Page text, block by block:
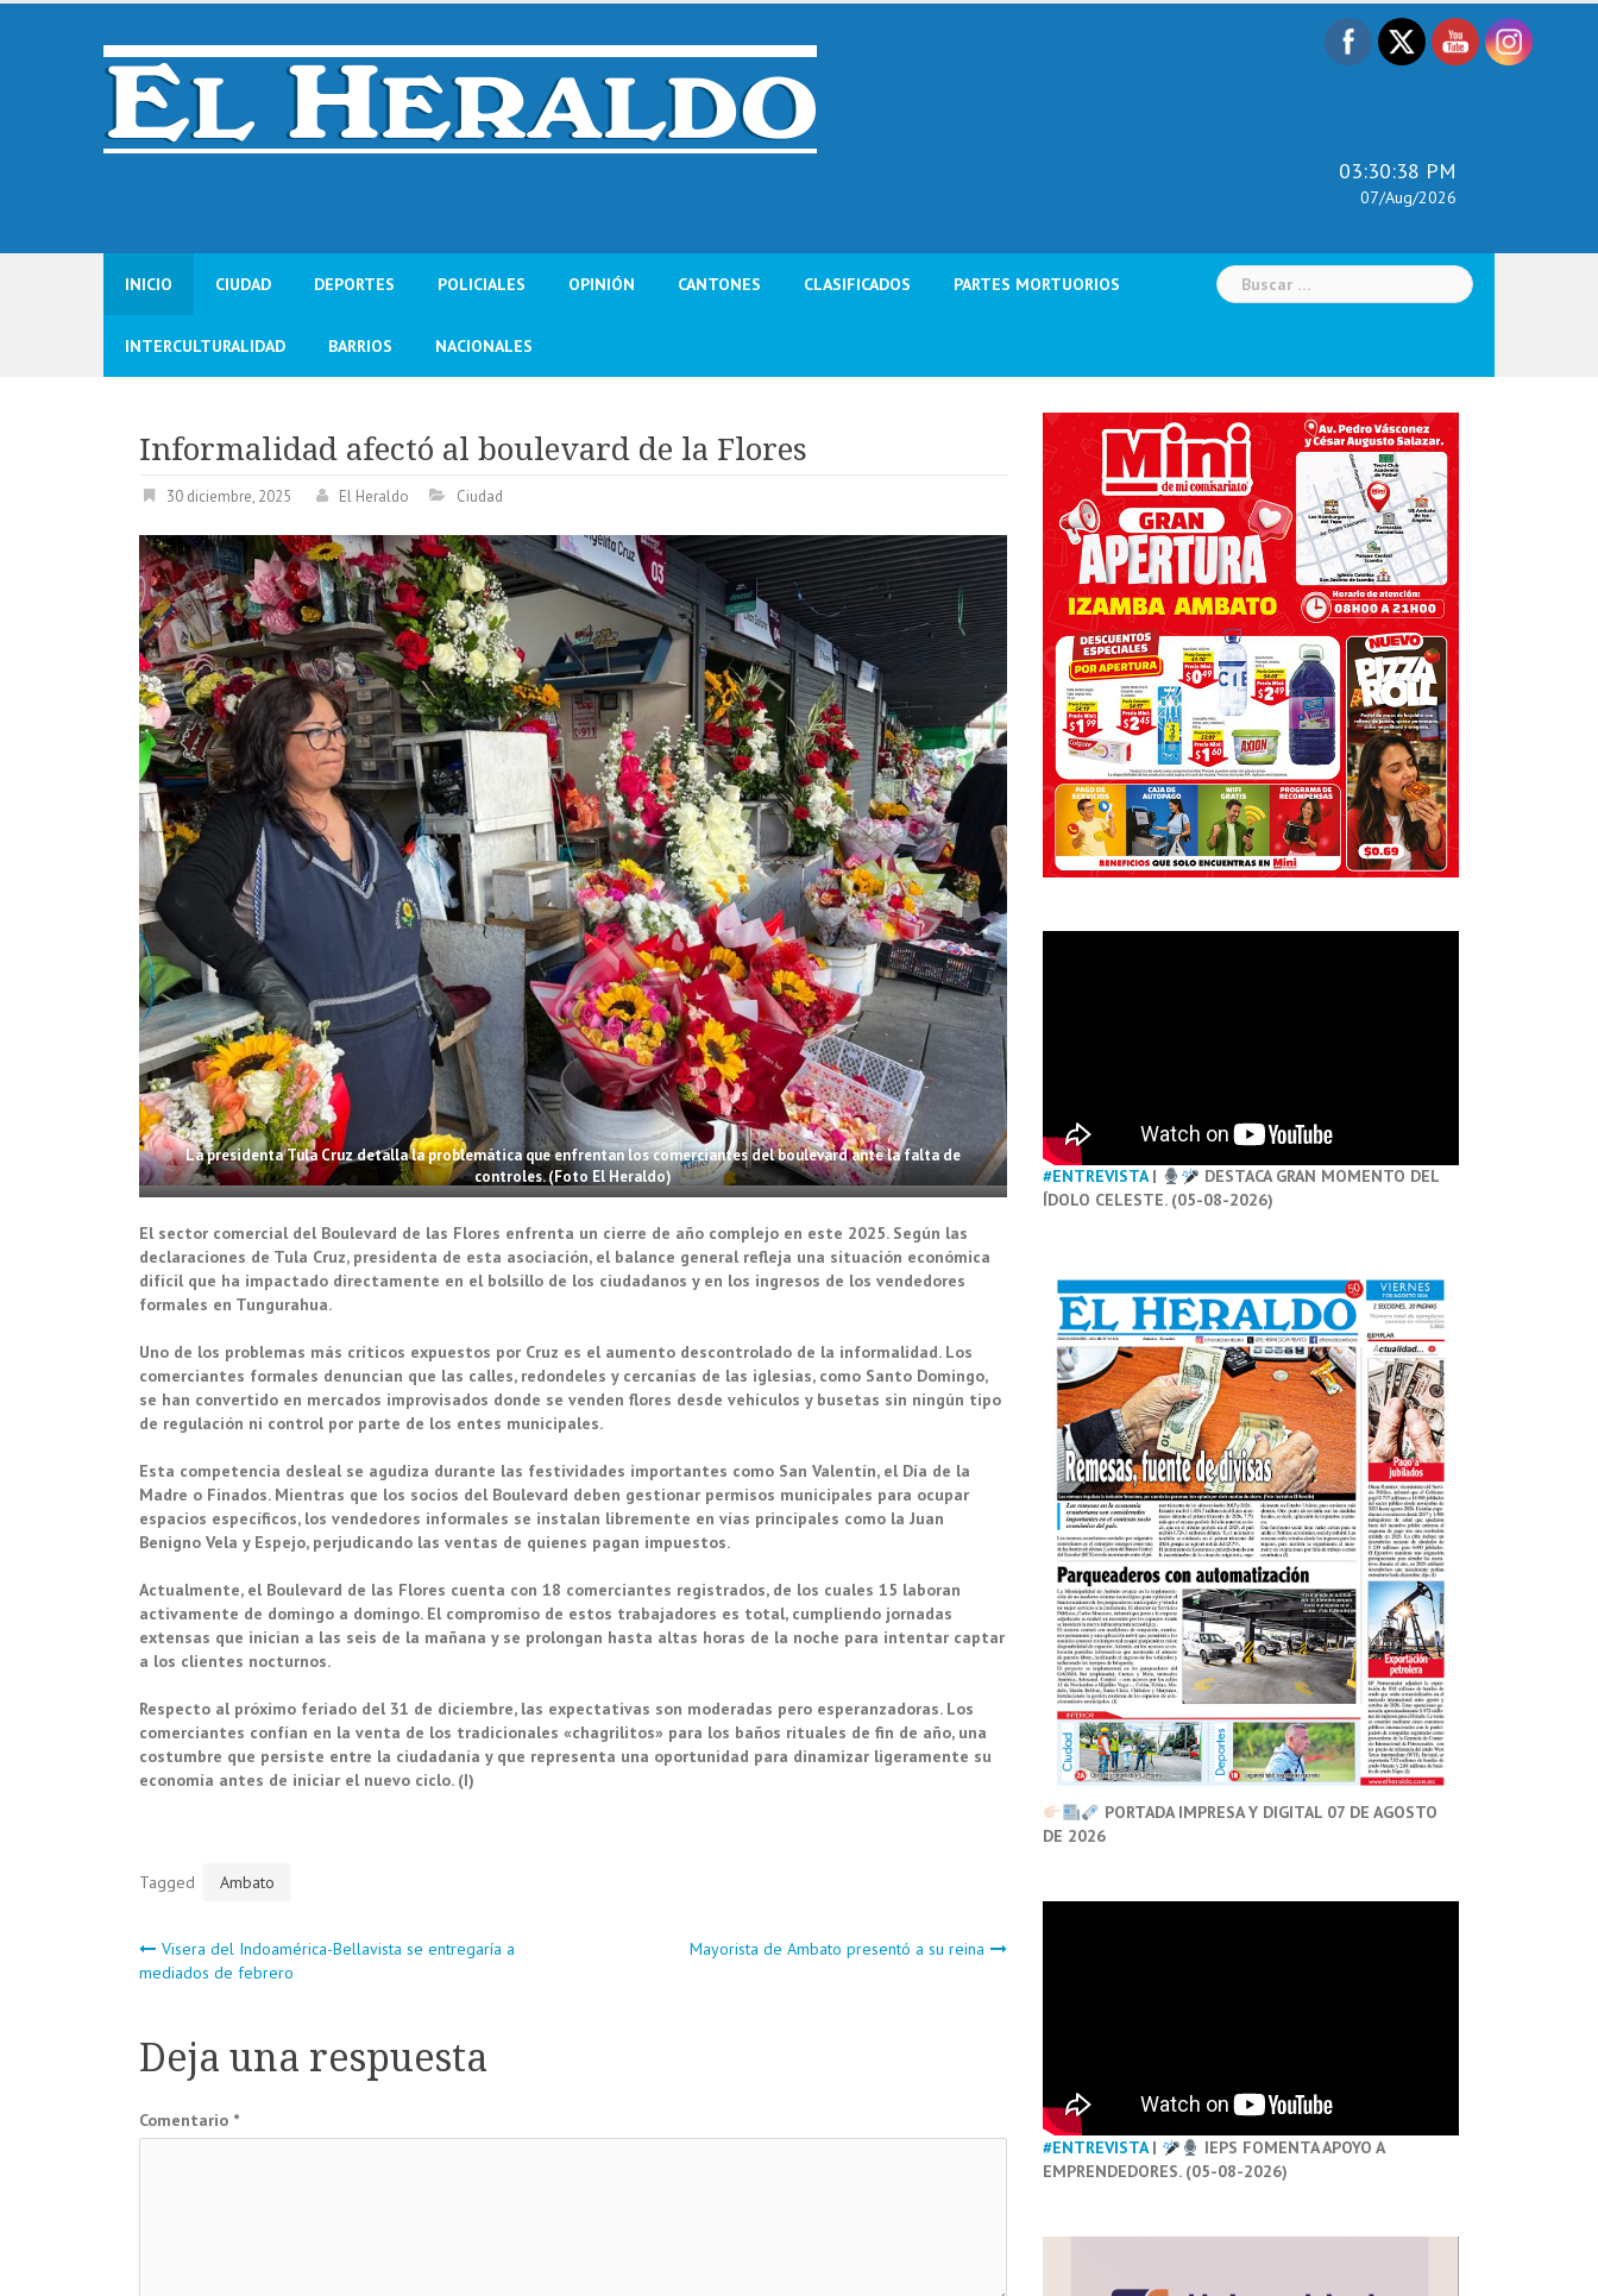
Skip
03:30:39 PM
07/Aug/2026
INICIO CIUDAD DEPORTES POLICIALES OPINIÓN CANTONES CLASIFICADOS PARTES MORTUORIOS
INTERCULTURALIDAD BARRIOS NACIONALES
Buscar:
Informalidad afectó al boulevard de la Flores
30 diciembre, 2025 El Heraldo Ciudad
La presidenta Tula Cruz detalla la problemática que enfrentan los comerciantes del boulevard ante la falta de
controles. (Foto El Heraldo)
El sector comercial del Boulevard de las Flores enfrenta un cierre de año complejo en este 2025. Según las
declaraciones de Tula Cruz, presidenta de esta asociación, el balance general refleja una situación económica
difícil que ha impactado directamente en el bolsillo de los ciudadanos y en los ingresos de los vendedores
formales en Tungurahua.
Uno de los problemas más críticos expuestos por Cruz es el aumento descontrolado de la informalidad. Los
comerciantes formales denuncian que las calles, redondeles y cercanías de las iglesias, como Santo Domingo,
se han convertido en mercados improvisados donde se venden flores desde vehículos y busetas sin ningún tipo
de regulación ni control por parte de los entes municipales.
Esta competencia desleal se agudiza durante las festividades importantes como San Valentín, el Día de la
Madre o Finados. Mientras que los socios del Boulevard deben gestionar permisos municipales para ocupar
espacios específicos, los vendedores informales se instalan libremente en vías principales como la Juan
Benigno Vela y Espejo, perjudicando las ventas de quienes pagan impuestos.
Actualmente, el Boulevard de las Flores cuenta con 18 comerciantes registrados, de los cuales 15 laboran
activamente de domingo a domingo. El compromiso de estos trabajadores es total, cumpliendo jornadas
extensas que inician a las seis de la mañana y se prolongan hasta altas horas de la noche para intentar captar
a los clientes nocturnos.
Respecto al próximo feriado del 31 de diciembre, las expectativas son moderadas pero esperanzadoras. Los
comerciantes confían en la venta de los tradicionales «chagrilitos» para los baños rituales de fin de año, una
costumbre que persiste entre la ciudadanía y que representa una oportunidad para dinamizar ligeramente su
economía antes de iniciar el nuevo ciclo. (I)
Tagged Ambato
Navegación
entradas
Visera del Indoamérica-Bellavista se entregaría a
mediados de febrero
Mayorista de Ambato presentó a su reina
Deja una respuesta
Comentario *
#ENTREVISTA|
DESTACA GRAN MOMENTO DEL
ÍDOLO CELESTE. (05-08-2026)
PORTADA IMPRESA Y DIGITAL 07 DE AGOSTO
DE 2026
#ENTREVISTA|
IEPS FOMENTA APOYO A
EMPRENDEDORES. (05-08-2026)